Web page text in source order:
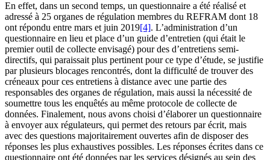
En effet, dans un second temps, un questionnaire a été réalisé et
adressé à 25 organes de régulation membres du REFRAM dont 18
ont répondu entre mars et juin 2019[4]. L’administration d’un
questionnaire en lieu et place d’un guide d’entretien (qui était le
premier outil de collecte envisagé) pour des d’entretiens semi-
directifs, qui paraissait plus pertinent pour ce type d’étude, se justifie
par plusieurs blocages rencontrés, dont la difficulté de trouver des
créneaux pour ces entretiens à distance avec une partie des
responsables des organes de régulation, mais aussi la nécessité de
soumettre tous les enquêtés au même protocole de collecte de
données. Finalement, nous avons choisi d’élaborer un questionnaire
à envoyer aux régulateurs, qui permet des retours par écrit, mais
avec des questions majoritairement ouvertes afin de disposer des
réponses les plus exhaustives possibles. Les réponses écrites dans ce
questionnaire ont été données par les services désignés au sein des